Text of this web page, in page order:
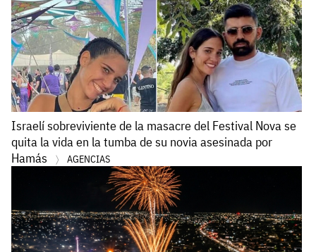
Israelí sobreviviente de la masacre del Festival Nova se
quita la vida en la tumba de su novia asesinada por
Hamás
AGENCIAS